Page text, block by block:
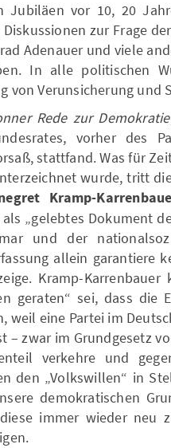
Jubiläen vor 10, 20
zur Frage
Adenauer und viele
In alle politischen
von Verunsicherung und
Rede zur Demokratie
vorher des
stattfand. Was für
wurde, tritt
Kramp-
„gelebtes Dokument
und der
allein garantiere
Kramp-Karrenbauer
geraten“ sei, dass die
weil eine Partei im
– zwar im Grundgesetz
verkehre und
den „Volkswillen“ in
demokratischen
immer wieder neu